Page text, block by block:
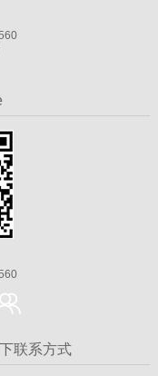
联系方式